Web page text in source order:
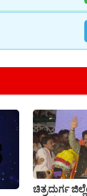
ಚಿತ್ರದುರ್ಗ